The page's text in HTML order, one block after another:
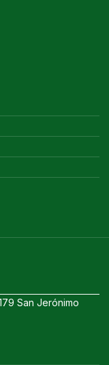
San Jerónimo